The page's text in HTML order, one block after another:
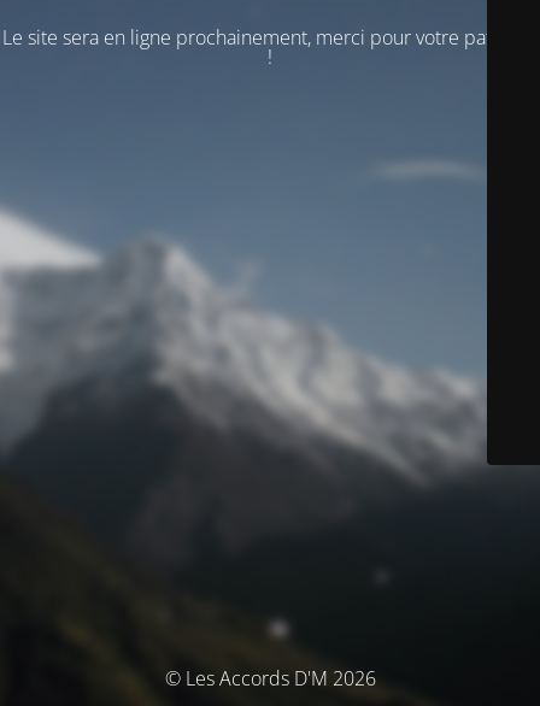
Le site sera en ligne prochainement, merci pour votre patience
!
© Les Accords D'M 2026